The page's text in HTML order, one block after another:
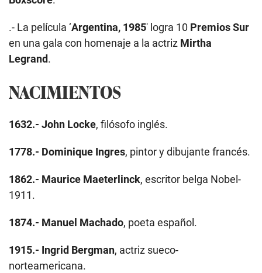
.- La película ‘Argentina, 1985′ logra 10 Premios Sur
en una gala con homenaje a la actriz Mirtha
Legrand.
NACIMIENTOS
1632.- John Locke, filósofo inglés.
1778.- Dominique Ingres, pintor y dibujante francés.
1862.- Maurice Maeterlinck, escritor belga Nobel-
1911.
1874.- Manuel Machado, poeta español.
1915.- Ingrid Bergman, actriz sueco-
norteamericana.